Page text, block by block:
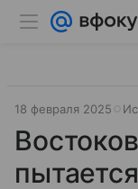
18 февраля 2025